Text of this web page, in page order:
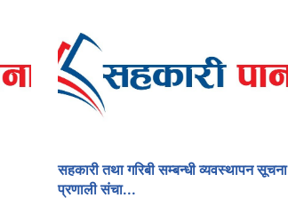
सहकारी तथा गरिबी सम्बन्धी व्यवस्थापन सूचना
प्रणाली संचा...